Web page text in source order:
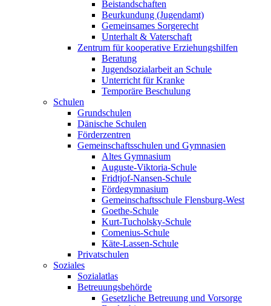
Beistandschaften
Beurkundung (Jugendamt)
Gemeinsames Sorgerecht
Unterhalt & Vaterschaft
Zentrum für kooperative Erziehungshilfen
Beratung
Jugendsozialarbeit an Schule
Unterricht für Kranke
Temporäre Beschulung
Schulen
Grundschulen
Dänische Schulen
Förderzentren
Gemeinschaftsschulen und Gymnasien
Altes Gymnasium
Auguste-Viktoria-Schule
Fridtjof-Nansen-Schule
Fördegymnasium
Gemeinschaftsschule Flensburg-West
Goethe-Schule
Kurt-Tucholsky-Schule
Comenius-Schule
Käte-Lassen-Schule
Privatschulen
Soziales
Sozialatlas
Betreuungsbehörde
Gesetzliche Betreuung und Vorsorge